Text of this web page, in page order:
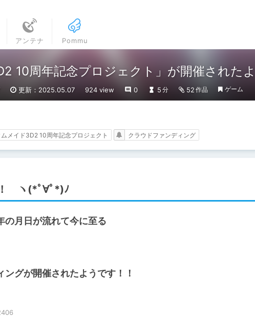
アンテナ Pommu
10周年記念プロジェクト」が開催された
更新：2025.05.07 924 view 0 5 分 52 作品 ゲーム
メイド3D2 10周年記念プロジェクト クラウドファンディング
！ ヽ(*ﾟ∀ﾟ*)ﾉ
の月日が流れて今に至る
グが開催されたようです！！